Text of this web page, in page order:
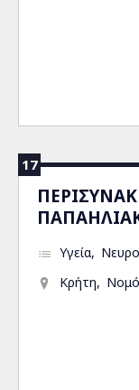
17
Υγεία
Κρήτη